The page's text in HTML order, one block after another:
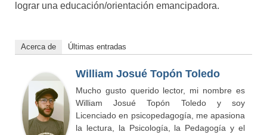
lograr una educación/orientación emancipadora.
Acerca de Últimas entradas
William Josué Topón Toledo
Mucho gusto querido lector, mi nombre es
William Josué Topón Toledo y soy
Licenciado en psicopedagogía, me apasiona
la lectura, la Psicología, la Pedagogía y el